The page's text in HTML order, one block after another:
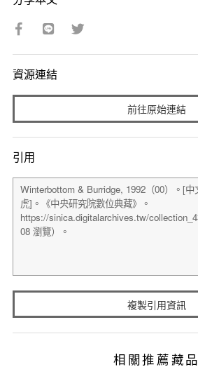
資源連結
前往原始連結
引用
複製引用資訊
相關推薦藏品